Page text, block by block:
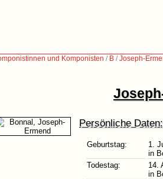
und Komponisten / B /Joseph-
Persönliche Daten:
Geburtstag:
1.
in
Todestag:
14.
in